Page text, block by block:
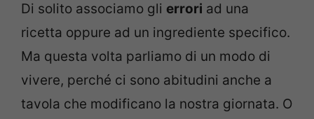
Di solito associamo gli errori ad una
ricetta oppure ad un ingrediente specifico.
Ma questa volta parliamo di un modo di
vivere, perché ci sono abitudini anche a
tavola che modificano la nostra giornata. O